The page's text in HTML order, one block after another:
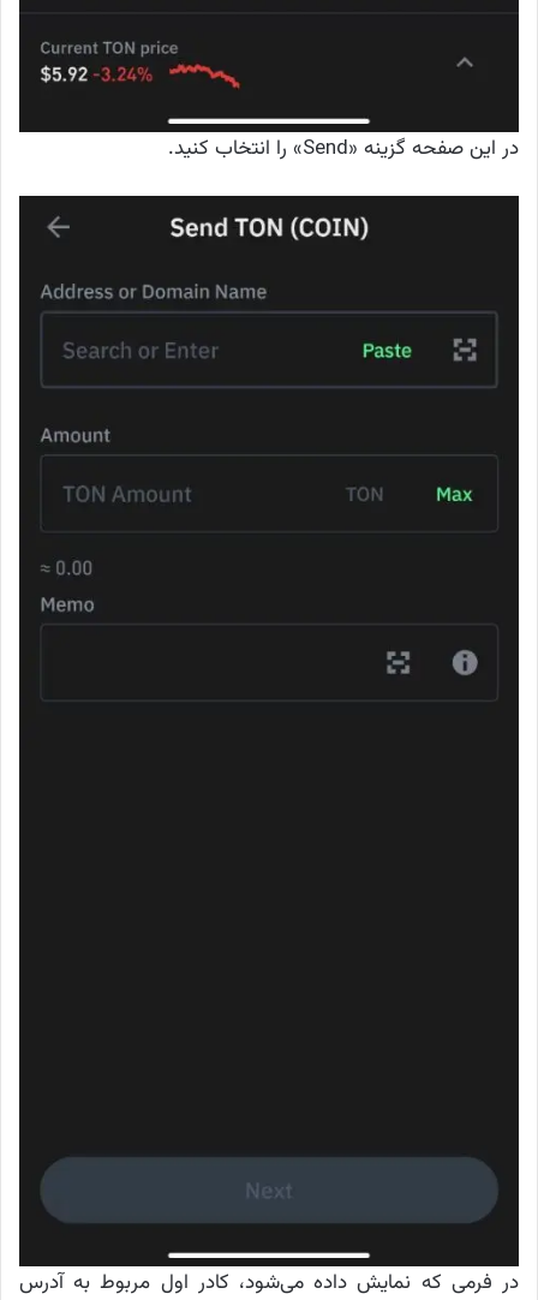
در این صفحه گزینه «Send» را انتخاب کنید.
در فرمی که نمایش داده می‌شود، کادر اول مربوط به آدرس